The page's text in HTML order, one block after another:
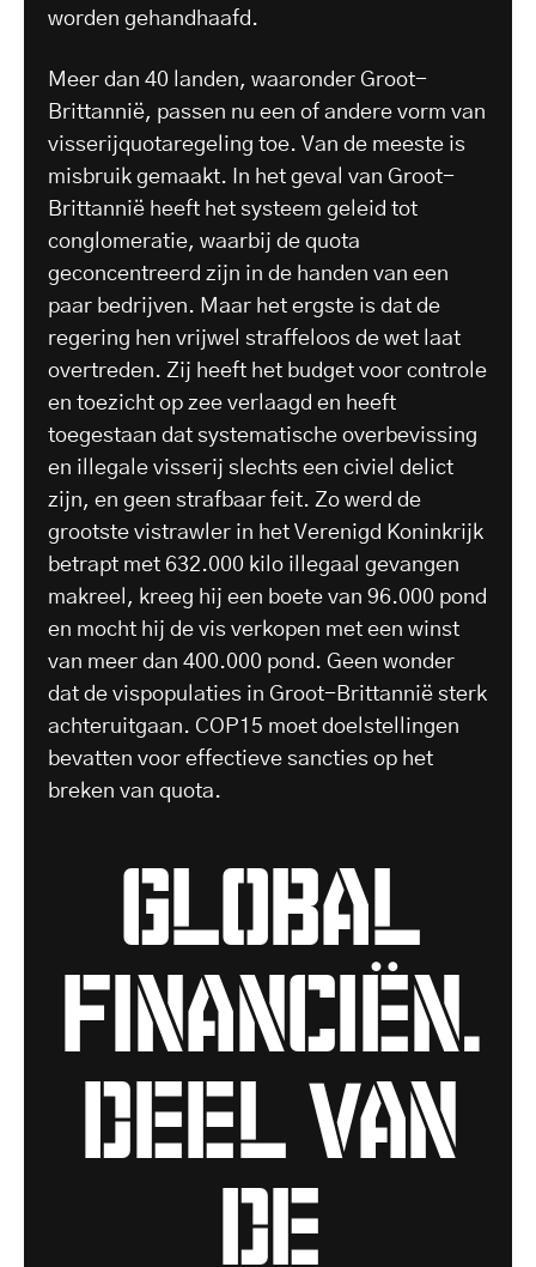
worden gehandhaafd.
Meer dan 40 landen, waaronder Groot-
Brittannië, passen nu een of andere vorm van
visserijquotaregeling toe. Van de meeste is
misbruik gemaakt. In het geval van Groot-
Brittannië heeft het systeem geleid tot
conglomeratie, waarbij de quota
geconcentreerd zijn in de handen van een
paar bedrijven. Maar het ergste is dat de
regering hen vrijwel straffeloos de wet laat
overtreden. Zij heeft het budget voor controle
en toezicht op zee verlaagd en heeft
toegestaan dat systematische overbevissing
en illegale visserij slechts een civiel delict
zijn, en geen strafbaar feit. Zo werd de
grootste vistrawler in het Verenigd Koninkrijk
betrapt met 632.000 kilo illegaal gevangen
makreel, kreeg hij een boete van 96.000 pond
en mocht hij de vis verkopen met een winst
van meer dan 400.000 pond. Geen wonder
dat de vispopulaties in Groot-Brittannië sterk
achteruitgaan. COP15 moet doelstellingen
bevatten voor effectieve sancties op het
breken van quota.
global
financiën.
deel van
de